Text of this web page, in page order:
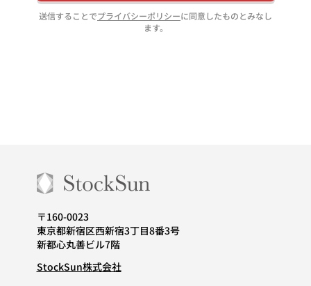
送信することでプライバシーポリシーに同意したものとみなし
ます。
〒160-0023
東京都新宿区西新宿3丁目8番3号
新都心丸善ビル7階
StockSun株式会社